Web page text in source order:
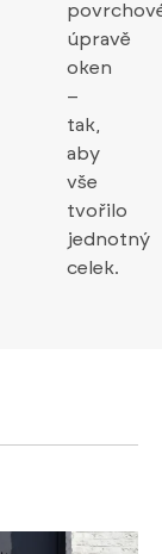
úpravě
oken
–
tak,
aby
vše
tvořilo
jednotný
celek.